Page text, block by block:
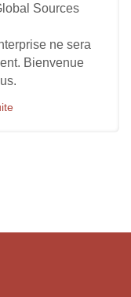
Sources
ne sera
Bienvenue